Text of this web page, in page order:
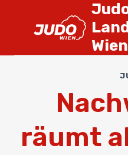
Wien
räumt